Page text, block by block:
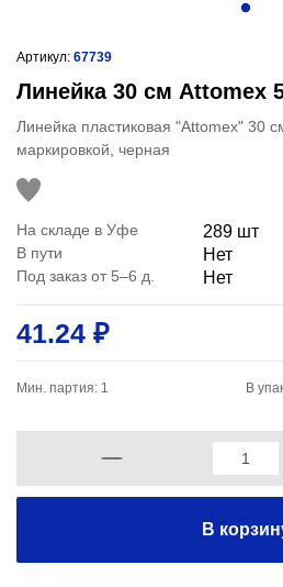
Артикул: 67739
Линейка 30 см Attomex
Линейка пластиковая "Attomex" 30
маркировкой, черная
На складе в Уфе 289 шт
В пути Нет
Под заказ от 5–6 д. Нет
41.24 ₽
Мин. партия: 1 В
В